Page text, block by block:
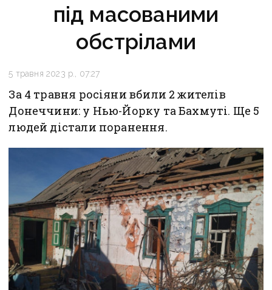
під масованими
обстрілами
5 травня 2023 р., 07:27
За 4 травня росіяни вбили 2 жителів
Донеччини: у Нью-Йорку та Бахмуті. Ще 5
людей дістали поранення.